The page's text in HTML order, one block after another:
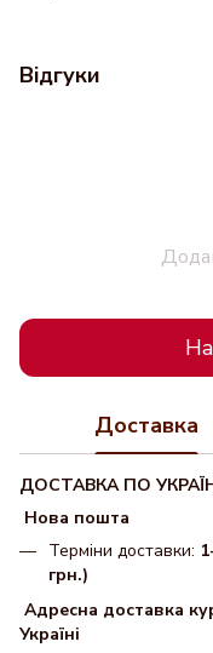
Відгуки
Доставка
ДОСТАВКА ПО
Нова пошта
Терміни доставки:
грн.)
Адресна доставка
Україні